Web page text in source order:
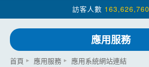
163,626,760
應用服務
:::
首頁 應用服務 應用系統網站連結